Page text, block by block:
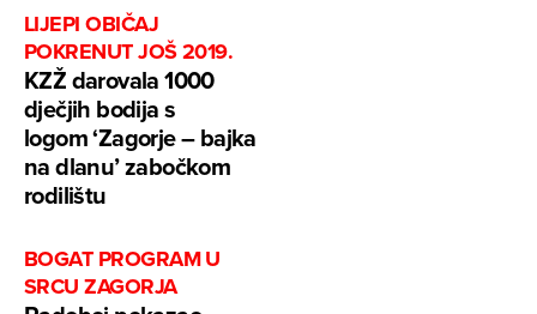
LIJEPI OBIČAJ
POKRENUT JOŠ 2019.
KZŽ darovala 1000
dječjih bodija s
logom ‘Zagorje – bajka
na dlanu’ zabočkom
rodilištu
BOGAT PROGRAM U
SRCU ZAGORJA